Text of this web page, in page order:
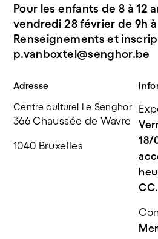
Pour les enfants de 8 à 12
vendredi 28 février de 9h à
Renseignements et
p.vanboxtel@senghor.be
Adresse
Centre culturel Le Senghor
366 Chaussée de Wavre
1040 Bruxelles
18/
CC.